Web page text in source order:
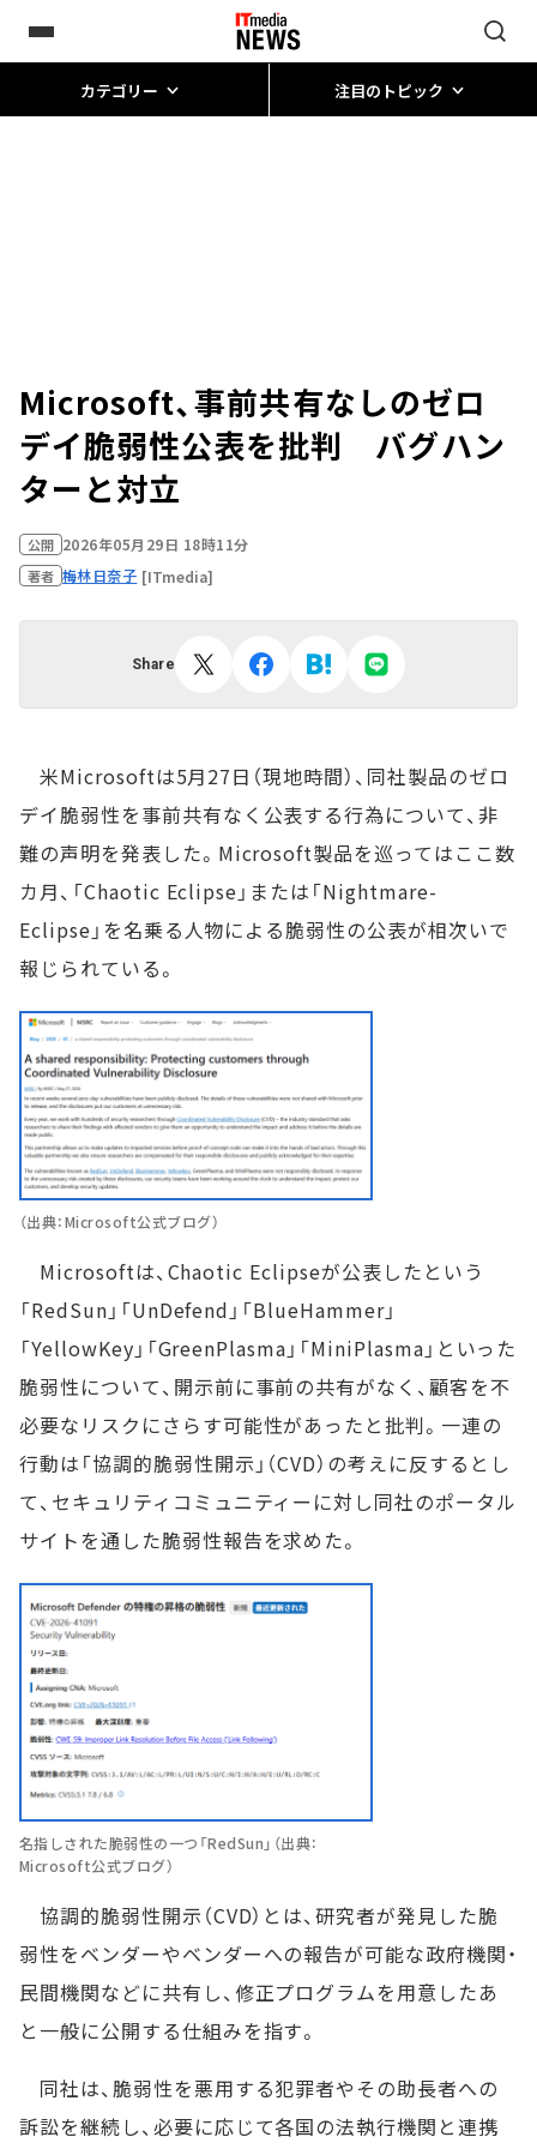
カテゴリー 注目のトピック
Microsoft、事前共有なしのゼロ
デイ脆弱性公表を批判 バグハン
ターと対立
公開 2026年05月29日 18時11分
著者 梅林日奈子 [ITmedia]
Share
米Microsoftは5月27日（現地時間）、同社製品のゼロ
デイ脆弱性を事前共有なく公表する行為について、非
難の声明を発表した。Microsoft製品を巡ってはここ数
カ月、「Chaotic Eclipse」または「Nightmare-
Eclipse」を名乗る人物による脆弱性の公表が相次いで
報じられている。
（出典：Microsoft公式ブログ）
Microsoftは、Chaotic Eclipseが公表したという
「RedSun」「UnDefend」「BlueHammer」
「YellowKey」「GreenPlasma」「MiniPlasma」といった
脆弱性について、開示前に事前の共有がなく、顧客を不
必要なリスクにさらす可能性があったと批判。一連の
行動は「協調的脆弱性開示」（CVD）の考えに反するとし
て、セキュリティコミュニティーに対し同社のポータル
サイトを通した脆弱性報告を求めた。
名指しされた脆弱性の一つ「RedSun」（出典：
Microsoft公式ブログ）
協調的脆弱性開示（CVD）とは、研究者が発見した脆
弱性をベンダーやベンダーへの報告が可能な政府機関・
民間機関などに共有し、修正プログラムを用意したあ
と一般に公開する仕組みを指す。
同社は、脆弱性を悪用する犯罪者やその助長者への
訴訟を継続し、必要に応じて各国の法執行機関と連携